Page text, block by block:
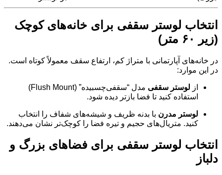
انتخاب لوستر سقفی برای خانه‌های کوچک
(زیر ۶۰ متر)
در خانه‌های آپارتمانی با متراژ کم، ارتفاع سقف معمولاً کوتاه است.
در این موارد:
از لوستر سقفی
مدل “سقفی‌چسبیده” (Flush Mount)
استفاده کنید تا فضا بازتر دیده شود.
لوستر مدرن با بدنه ظریف و شیشه‌های شفاف را انتخاب
کنید. متریال‌های حجیم و تیره فضا را کوچک‌تر نشان می‌دهند.
انتخاب لوستر سقفی برای فضاهای بزرگ و
دلباز